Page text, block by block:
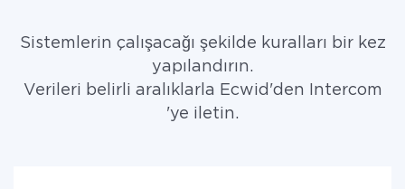
Sistemlerin çalışacağı şekilde kuralları bir kez
yapılandırın.
Verileri belirli aralıklarla Ecwid'den Intercom
'ye iletin.